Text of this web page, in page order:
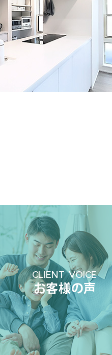
CLIENT VOICE
お客様の声